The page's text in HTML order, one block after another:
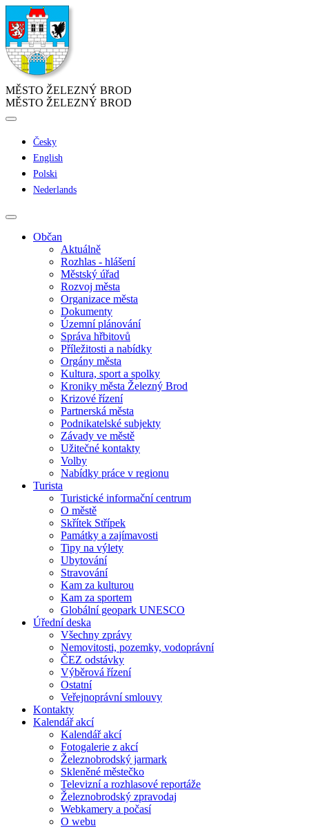
MĚSTO ŽELEZNÝ BROD
MĚSTO ŽELEZNÝ BROD
Česky
English
Polski
Nederlands
Občan
Aktuálně
Rozhlas - hlášení
Městský úřad
Rozvoj města
Organizace města
Dokumenty
Územní plánování
Správa hřbitovů
Příležitosti a nabídky
Orgány města
Kultura, sport a spolky
Kroniky města Železný Brod
Krizové řízení
Partnerská města
Podnikatelské subjekty
Závady ve městě
Užitečné kontakty
Volby
Nabídky práce v regionu
Turista
Turistické informační centrum
O městě
Skřítek Střípek
Památky a zajímavosti
Tipy na výlety
Ubytování
Stravování
Kam za kulturou
Kam za sportem
Globální geopark UNESCO
Úřední deska
Všechny zprávy
Nemovitosti, pozemky, vodoprávní
ČEZ odstávky
Výběrová řízení
Ostatní
Veřejnoprávní smlouvy
Kontakty
Kalendář akcí
Kalendář akcí
Fotogalerie z akcí
Železnobrodský jarmark
Skleněné městečko
Televizní a rozhlasové reportáže
Železnobrodský zpravodaj
Webkamery a počasí
O webu